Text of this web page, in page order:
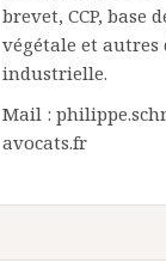
brevet, CCP, base
végétale et autres
industrielle.
Mail :
avocats.fr